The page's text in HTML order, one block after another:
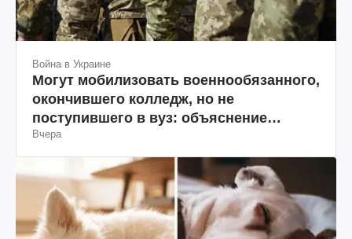
Война в Украине
Могут мобилизовать военнообязанного,
окончившего колледж, но не
поступившего в вуз: объяснение
юриста
Вчера